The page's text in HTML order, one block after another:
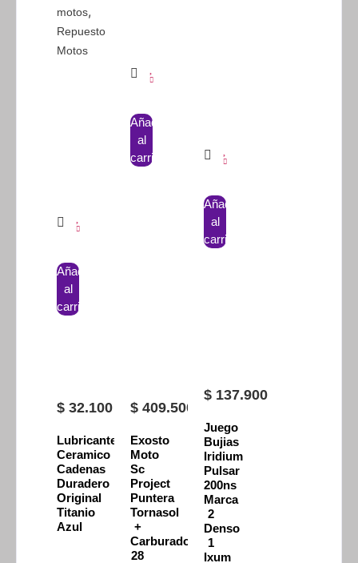
motos,
Repuesto
Motos
Añadir
al
carrito
Añadir
al
carrito
Añadir
al
carrito
$ 32.100
Lubricante
Ceramico
Cadenas
Duradero
Original
Titanio
Azul
$ 409.500
Exosto
Moto
Sc
Project
Puntera
Tornasol
+
Carburador
28
$ 137.900
Juego
Bujias
Iridium
Pulsar
200ns
Marca
2
Denso
1
Ixum